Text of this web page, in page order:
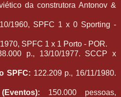
da construtora Antonov &
1960, SPFC 1 x 0 Sporting -
SPFC 1 x 1 Porto - POR.
p., 13/10/1977. SCCP x
SPFC: 122.209 p., 16/11/1980.
150.000 pessoas,